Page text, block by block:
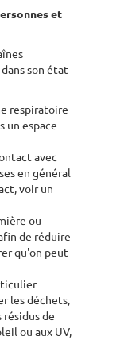
et
son état
respiratoire
un espace
avec
en général
voir un
ou
de réduire
qu'on peut
les déchets,
de
ou aux UV,